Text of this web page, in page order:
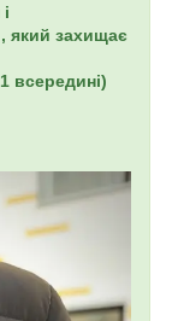
який захищає
всередині)